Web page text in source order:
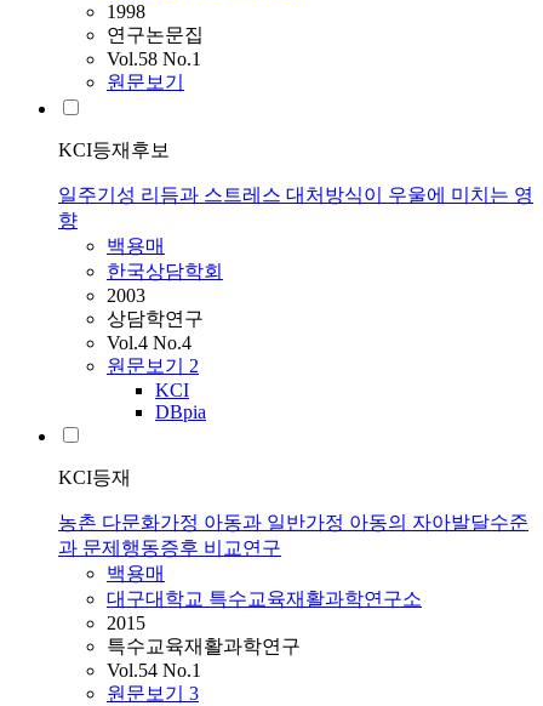
1998
연구논문집
Vol.58 No.1
원문보기
KCI등재후보
일주기성 리듬과 스트레스 대처방식이 우울에 미치는 영
향
백용매
한국상담학회
2003
상담학연구
Vol.4 No.4
원문보기 2
KCI
DBpia
KCI등재
농촌 다문화가정 아동과 일반가정 아동의 자아발달수준
과 문제행동증후 비교연구
백용매
대구대학교 특수교육재활과학연구소
2015
특수교육재활과학연구
Vol.54 No.1
원문보기 3